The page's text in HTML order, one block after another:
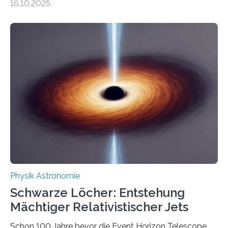
Größenordnung von Atomen gilt, deren physikalische
Quantenmotoren voranbringen. Das
Wissenschaftsjournal Science Advances veröffentlichte
die Herleitung. (DOI: 10.1126/sciadv.adw8462)
Verbrennungsmotoren oder Dampfturbinen sind
Wärmekraftmaschinen: Sie wandeln thermische
Energie in mechanische Bewegung um – oder anders
ausgedrückt, Wärme in Bewegung. In
quantenmechanischen Experimenten ist es in den…
16.10.2025
Physik Astronomie
Schwarze Löcher: Entstehung
Mächtiger Relativistischer Jets
Schon 100 Jahre bevor die Event Horizon Telescope